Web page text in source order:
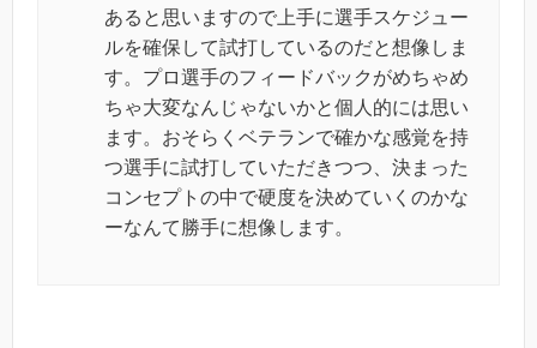
あると思いますので上手に選手スケジュー
ルを確保して試打しているのだと想像しま
す。プロ選手のフィードバックがめちゃめ
ちゃ大変なんじゃないかと個人的には思い
ます。おそらくベテランで確かな感覚を持
つ選手に試打していただきつつ、決まった
コンセプトの中で硬度を決めていくのかな
ーなんて勝手に想像します。